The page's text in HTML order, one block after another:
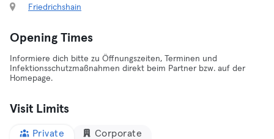
Friedrichshain
Opening Times
Informiere dich bitte zu Öffnungszeiten, Terminen und
Infektionsschutzmaßnahmen direkt beim Partner bzw. auf der
Homepage.
Visit Limits
Private Corporate